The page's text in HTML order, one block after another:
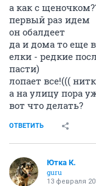
а как с
первый раз идем
он обалдеет
да и дома то еще
елки - редкие
пасти)
лопает все!(((
а на улицу пора
вот что делать?
ОТВЕТИТЬ
Ютка К.
guru
13 февраля